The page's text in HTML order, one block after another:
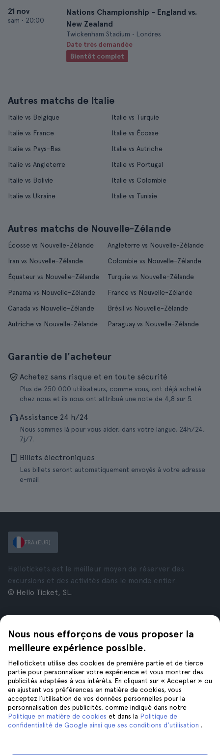
21 nov
sam • 20:00
Nations Championship - England vs.
New Zealand
Twickenham Stadium • Londres
Date très demandée
Bientôt complet
Autres matchs de Italie
Italie vs Belgique
Italie vs Turquie
Italie vs France
Italie vs Écosse
Italie vs Pays-Bas
Italie vs Autriche
Italie vs Angleterre
Italie vs Portugal
Italie vs Bolivie
Italie vs Colombie
Italie vs Ukraine
Italie vs Tunisie
Autres matchs de Nouvelle-Zélande
Écosse vs Nouvelle-Zélande
Angleterre vs Nouvelle-Zélande
Iran vs Nouvelle-Zélande
Colombie vs Nouvelle-Zélande
Équateur vs Nouvelle-Zélande
Turquie vs Nouvelle-Zélande
Panama vs Nouvelle-Zélande
France vs Nouvelle-Zélande
Canada vs Nouvelle-Zélande
Brésil vs Nouvelle-Zélande
Autriche vs Nouvelle-Zélande
Paraguay vs Nouvelle-Zélande
Garantie de l'acheteur
Achetez sans risque et en toute sécurité
Plus de 250 000 utilisateurs, comme vous, ont déjà acheté
chez nous et ils nous ont attribué une note de 4,8 sur 5.
Assistance 24 h/24
Nous sommes là pour vous aider, dans votre langue, 24h/24,
7j/7.
Billets électroniques
Les billets seront automatiquement envoyés à votre adresse
e-mail.
Nous nous efforçons de vous proposer la
meilleure expérience possible.
Hellotickets utilise des cookies de première partie et de tierce
partie pour personnaliser votre expérience et vous montrer des
publicités adaptées à vos intérêts. En cliquant sur « Accepter » ou
en ajustant vos préférences en matière de cookies, vous
acceptez l’utilisation de vos données personnelles pour la
personnalisation des publicités, comme indiqué dans notre
Politique en matière de cookies et dans la Politique de
confidentialité de Google ainsi que ses conditions d'utilisation .
FRA (EUR)
Hellotickets est le meilleur moyen de réserver des
excursions et des activités dans le monde entier.
© Hello Ticket, SL.
À propos de nous
Offres d’emploi
Avis
Confidentialité
Conditions générales
Mentions Légales
Cookies
New York
Rome
Londres
Grenade
Cracovie
Tenerife